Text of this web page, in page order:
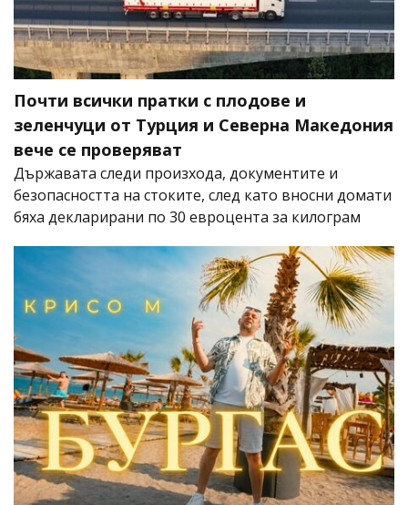
Почти всички пратки с плодове и
зеленчуци от Турция и Северна Македония
вече се проверяват
Държавата следи произхода, документите и
безопасността на стоките, след като вносни домати
бяха декларирани по 30 евроцента за килограм